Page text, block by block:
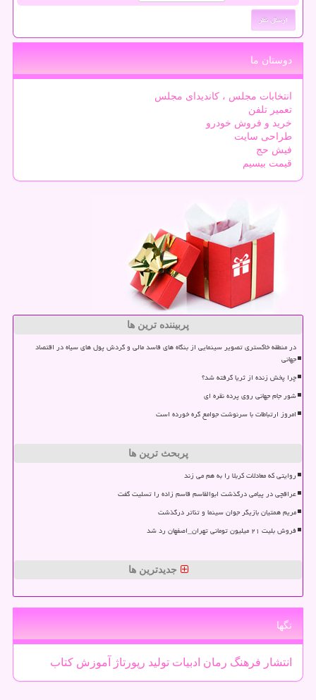
دوستان ما
انتخابات مجلس ، کاندیدای مجلس
تعمیر تلفن
خرید و فروش خودرو
طراحی سایت
فیش حج
قیمت بیسیم
پربیننده ترین ها
در منطقه خاکستری تصویر سینمایی از بنگاه های فاسد مالی و گردش پول های سیاه در اقتصاد
جهانی
چرا پخش زنده از ثریا گرفته شد؟
شور جام جهانی روی پرده نقره ای
امروز ارتباطات با سرنوشت جوامع گره خورده است
پربحث ترین ها
روایتی که معادلات کربلا را به هم می زند
عراقچی در پیامی درگذشت ابوالقاسم قاسم زاده را تسلیت گفت
مریم همتیان بازیگر جوان سینما و تئاتر درگذشت
فروش بلیت ۲۱ میلیون تومانی تهران_اصفهان رد شد
جدیدترین ها
تگها
انتشار فرهنگ رمان ادبیات تولید رپورتاژ آموزش كتاب